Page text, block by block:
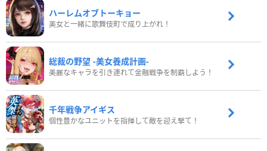
ハーレムオブトーキョー
美女と一緒に歌舞伎町で成り上がれ！
総裁の野望 -美女養成計画-
美麗なキャラを引き連れて金融戦争を制覇しよう！
千年戦争アイギス
個性豊かなユニットを指揮して敵を迎え撃て！